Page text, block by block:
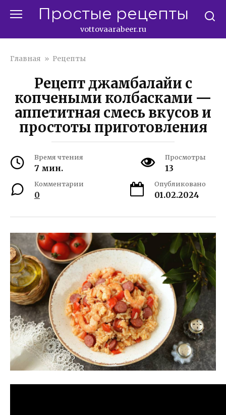
Простые рецепты
vottovaarabeer.ru
Главная » Рецепты
Рецепт джамбалайи с
копчеными колбасками —
аппетитная смесь вкусов и
простоты приготовления
Время чтения
7 мин.
Просмотры
13
Комментарии
0
Опубликовано
01.02.2024